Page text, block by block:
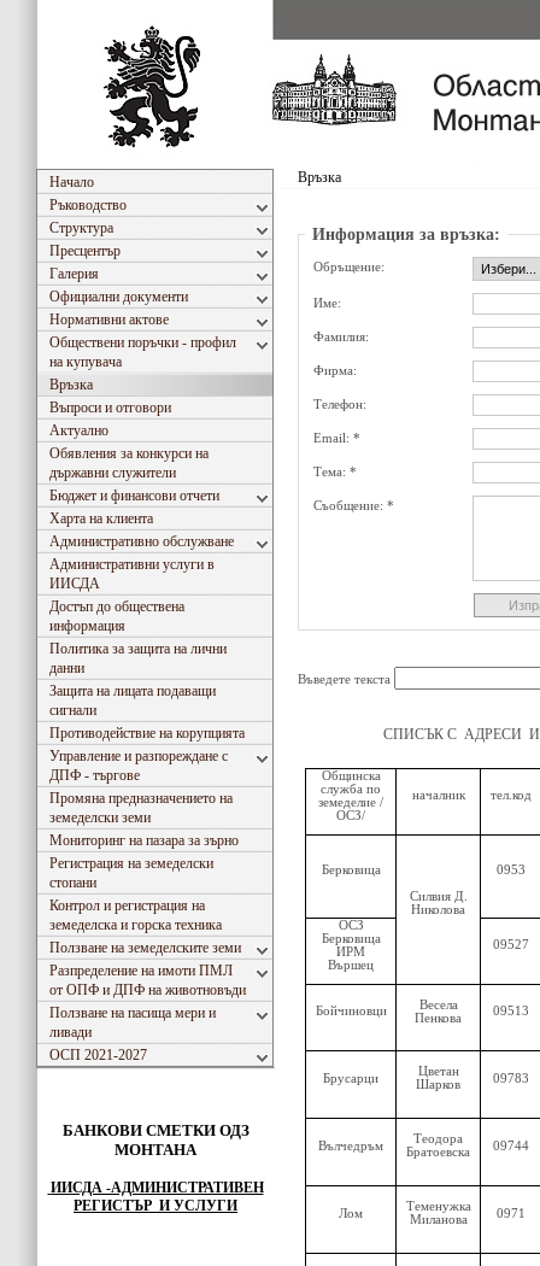
Начало
Ръководство
Структура
Пресцентър
Галерия
Официални документи
Нормативни актове
Обществени поръчки - профил
на купувача
Връзка
Въпроси и отговори
Актуално
Обявления за конкурси на
държавни служители
Бюджет и финансови отчети
Харта на клиента
Административно обслужване
Административни услуги в
ИИСДА
Достъп до обществена
информация
Политика за защита на лични
данни
Защита на лицата подаващи
сигнали
Противодействие на корупцията
Управление и разпореждане с
ДПФ - търгове
Промяна предназначението на
земеделски земи
Мониторинг на пазара за зърно
Регистрация на земеделски
стопани
Контрол и регистрация на
земеделска и горска техника
Ползване на земеделските земи
Разпределение на имоти ПМЛ
от ОПФ и ДПФ на животновъди
Ползване на пасища мери и
ливади
ОСП 2021-2027
БАНКОВИ СМЕТКИ ОДЗ
МОНТАНА
ИИСДА -АДМИНИСТРАТИВЕН
РЕГИСТЪР И УСЛУГИ
Връзка
Информация за връзка:
Обръщение:
Име:
Фамилия:
Фирма:
Телефон:
Email: *
Тема: *
Съобщение: *
Въведете текста
СПИСЪК С АДРЕСИ
Общинска
служба по
земеделие /
ОСЗ/
началник тел.код
Берковица
Силвия Д.
Николова
0953
ОСЗ
Берковица
ИРМ
Вършец
09527
Бойчиновци
Весела
Пенкова
09513
Брусарци
Цветан
Шарков
09783
Вълчедръм
Теодора
Братоевска
09744
Лом
Теменужка
Миланова
0971